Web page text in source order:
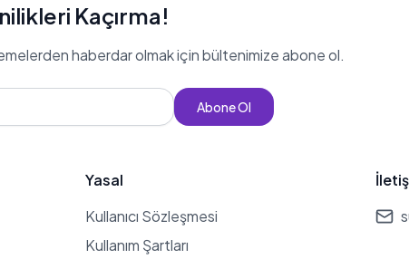
Kaçırma!
haberdar olmak için bültenimize abone ol.
Abone Ol
Yasal
Kullanıcı Sözleşmesi
Kullanım Şartları